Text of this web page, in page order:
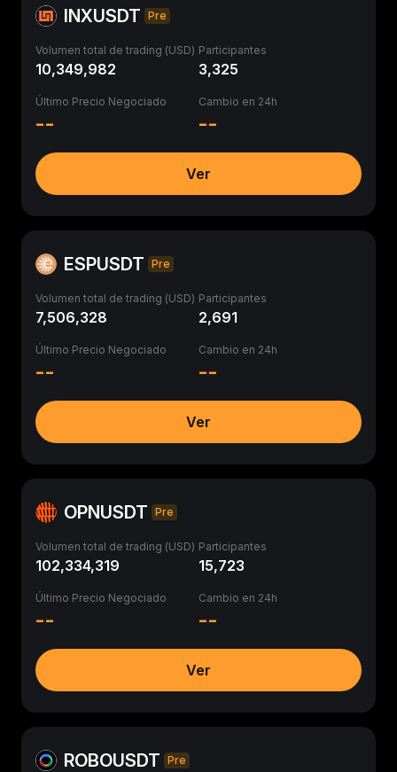
INXUSDT Pre
Volumen total de trading (USD)
10,349,982
Participantes
3,325
Último Precio Negociado
--
Cambio en 24h
--
Ver
ESPUSDT Pre
Volumen total de trading (USD)
7,506,328
Participantes
2,691
Último Precio Negociado
--
Cambio en 24h
--
Ver
OPNUSDT Pre
Volumen total de trading (USD)
102,334,319
Participantes
15,723
Último Precio Negociado
--
Cambio en 24h
--
Ver
ROBOUSDT Pre